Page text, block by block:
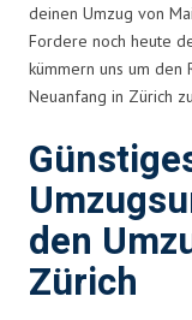
deinen Umzug von
Fordere noch heute
kümmern uns um den
Neuanfang in Zürich
den
Zürich